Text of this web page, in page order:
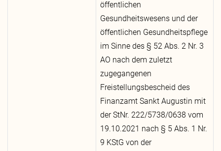
öffentlichen
Gesundheitswesens und der
öffentlichen Gesundheitspflege
im Sinne des § 52 Abs. 2 Nr. 3
AO nach dem zuletzt
zugegangenen
Freistellungsbescheid des
Finanzamt Sankt Augustin mit
der StNr. 222/5738/0638 vom
19.10.2021 nach § 5 Abs. 1 Nr.
9 KStG von der